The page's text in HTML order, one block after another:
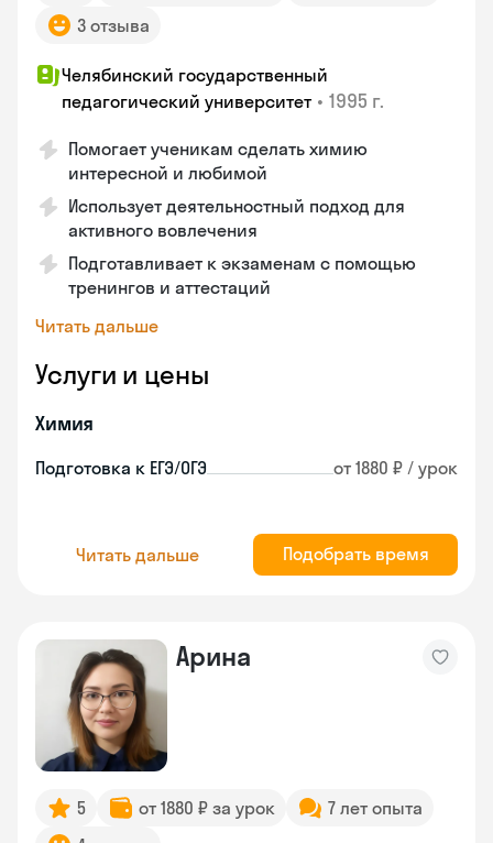
3 отзыва
Челябинский государственный
педагогический университет • 1995 г.
Помогает ученикам сделать химию
интересной и любимой
Использует деятельностный подход для
активного вовлечения
Подготавливает к экзаменам с помощью
тренингов и аттестаций
Читать дальше
Услуги и цены
Химия
Подготовка к ЕГЭ/ОГЭ от 1880 ₽ / урок
Читать дальше Подобрать время
Арина
5 от 1880 ₽ за урок
7 лет опыта